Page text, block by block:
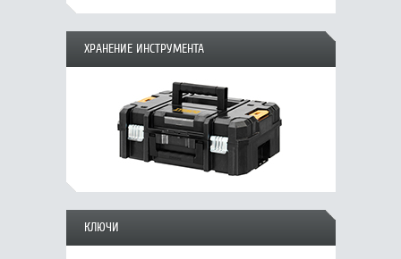
ХРАНЕНИЕ ИНСТРУМЕНТА
КЛЮЧИ